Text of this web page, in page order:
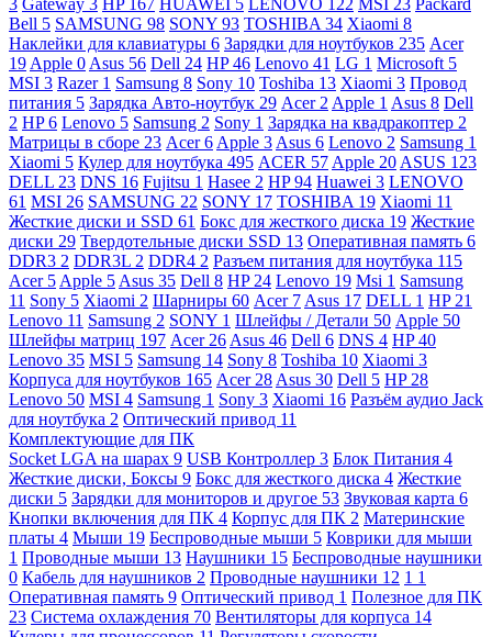
Bell 5 SAMSUNG 98 SONY 93 TOSHIBA 34 Xiaomi 8
Наклейки для клавиатуры 6 Зарядки для ноутбуков 235 Acer
19 Apple 0 Asus 56 Dell 24 HP46 Lenovo 41 LG 1 Microsoft 5
MSI 3 Razer 1 Samsung 8 Sony 10 Toshiba 13 Xiaomi 3 Провод
питания 5 Зарядка Авто-ноутбук 29 Acer 2 Apple 1 Asus 8 Dell
2 HP6 Lenovo 5 Samsung 2 Sony 1 Зарядка на квадракоптер 2
Матрицы в сборе 23 Acer6 Apple 3 Asus 6 Lenovo 2 Samsung 1
Xiaomi 5 Кулер для ноутбука 495 ACER 57 Apple 20 ASUS 123
DELL 23 DNS 16 Fujitsu 1 Hasee 2 HP94 Huawei 3 LENOVO
61 MSI 26 SAMSUNG 22 SONY 17 TOSHIBA 19 Xiaomi 11
Жесткие диски и SSD 61 Бокс для жесткого диска 19 Жесткие
диски 29 Твердотельные диски SSD 13 Оперативная память 6
DDR3 2 DDR3L 2 DDR4 2 Разъем питания для ноутбука 115
Acer 5 Apple 5 Asus 35 Dell 8 HP 24 Lenovo 19 Msi 1 Samsung
11 Sony 5 Xiaomi 2 Шарниры 60 Acer 7 Asus 17 DELL 1 HP 21
Lenovo 11 Samsung 2 SONY 1 Шлейфы / Детали 50 Apple 50
Шлейфы матриц 197 Acer 26 Asus 46 Dell 6 DNS 4 HP40
Lenovo 35 MSI 5 Samsung 14 Sony 8 Toshiba 10 Xiaomi 3
Корпуса для ноутбуков 165 Acer 28 Asus 30 Dell 5 HP 28
Lenovo 50 MSI 4 Samsung 1 Sony 3 Xiaomi 16 Разъём аудио Jack
для ноутбука 2 Оптический привод 11
Комплектующие для ПК
Socket LGA на шарах 9 USB Контроллер 3 Блок Питания 4
Жесткие диски, Боксы 9 Бокс для жесткого диска 4 Жесткие
диски 5 Зарядки для мониторов и другое 53 Звуковая карта 6
Кнопки включения для ПК 4 Корпус для ПК 2 Материнские
платы 4 Мыши 19 Беспроводные мыши 5 Коврики для мыши
1 Проводные мыши 13 Наушники 15 Беспроводные наушники
0 Кабель для наушников 2 Проводные наушники 12 1 1
Оперативная память 9 Оптический привод 1 Полезное для ПК
23 Система охлаждения 70 Вентиляторы для корпуса 14